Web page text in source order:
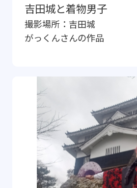
吉田城と着物男子
撮影場所： 吉田城
がっくんさんの作品